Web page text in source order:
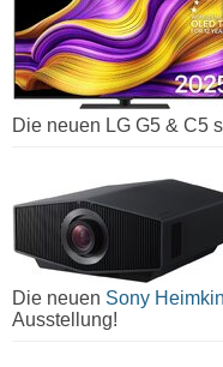
Die neuen LG G5 & C5
Die neuen Sony
Ausstellung!